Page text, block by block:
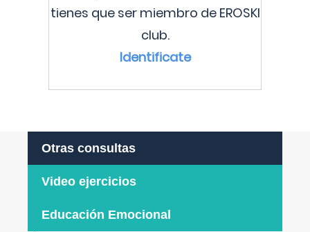
tienes que ser miembro de EROSKI
club.
Identificate
Otras consultas
Video ejercicios
Educación Emocional